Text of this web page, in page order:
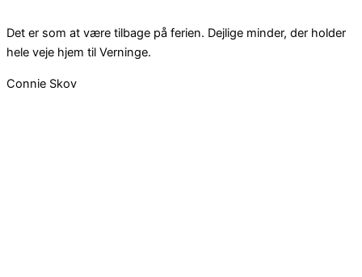
Det er som at være tilbage på ferien. Dejlige minder, der holder
hele veje hjem til Verninge.
Connie Skov